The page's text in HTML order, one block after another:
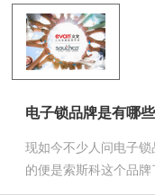
电子锁品牌是有哪些
现如今不少人问电子
的便是索斯科这个品牌